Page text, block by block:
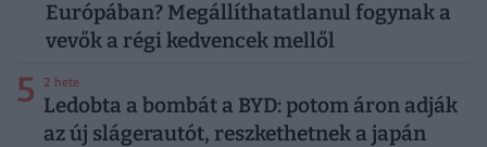
Európában? Megállíthatatlanul fogynak a
vevők a régi kedvencek mellől
5 2 hete
Ledobta a bombát a BYD: potom áron adják
az új slágerautót, reszkethetnek a japán